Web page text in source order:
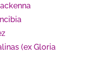
(ex Gloria